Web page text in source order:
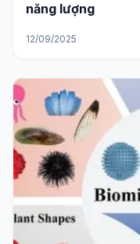
năng lượng
12/09/2025